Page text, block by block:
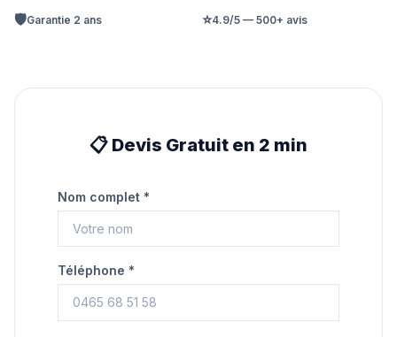
🛡️Garantie 2 ans ⭐4.9/5 — 500+ avis
📋 Devis Gratuit en 2 min
Nom complet *
Téléphone *